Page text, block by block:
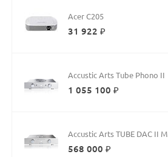
Acer C205
31 922 ₽
Accustic Arts Tube Phono II
1 055 100 ₽
Accustic Arts TUBE DAC II
568 000 ₽